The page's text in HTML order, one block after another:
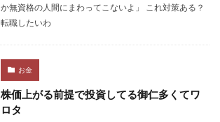
か無資格の人間にまわってこないよ」 これ対策ある？
転職したいわ
お金
株価上がる前提で投資してる御仁多くてワ
ロタ